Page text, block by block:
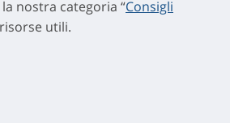
nostra categoria “Consigli
utili.